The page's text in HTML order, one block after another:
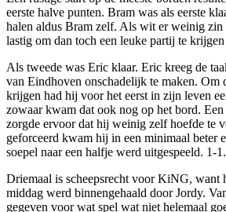
eerste halve punten. Bram was als eerste
halen aldus Bram zelf. Als wit er weinig
lastig om dan toch een leuke partij te
Als tweede was Eric klaar. Eric kreeg de
van Eindhoven onschadelijk te maken. Om
krijgen had hij voor het eerst in zijn leven
zowaar kwam dat ook nog op het bord.
zorgde ervoor dat hij weinig zelf hoefde te
geforceerd kwam hij in een minimaal beter
soepel naar een halfje werd uitgespeeld. 1-1.
Driemaal is scheepsrecht voor KiNG, want
middag werd binnengehaald door Jordy.
gegeven voor wat spel wat niet helemaal